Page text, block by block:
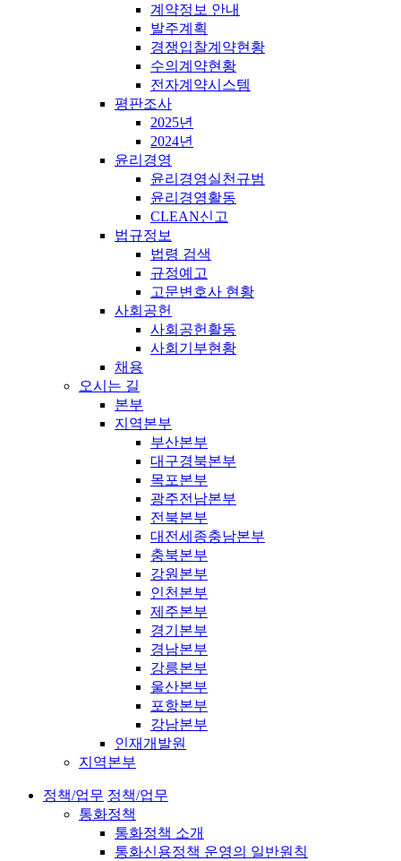
계약정보 안내
발주계획
경쟁입찰계약현황
수의계약현황
전자계약시스템
평판조사
2025년
2024년
윤리경영
윤리경영실천규범
윤리경영활동
CLEAN신고
법규정보
법령 검색
규정예고
고문변호사 현황
사회공헌
사회공헌활동
사회기부현황
채용
오시는 길
본부
지역본부
부산본부
대구경북본부
목포본부
광주전남본부
전북본부
대전세종충남본부
충북본부
강원본부
인천본부
제주본부
경기본부
경남본부
강릉본부
울산본부
포항본부
강남본부
인재개발원
지역본부
정책/업무 정책/업무
통화정책
통화정책 소개
통화신용정책 운영의 일반원칙